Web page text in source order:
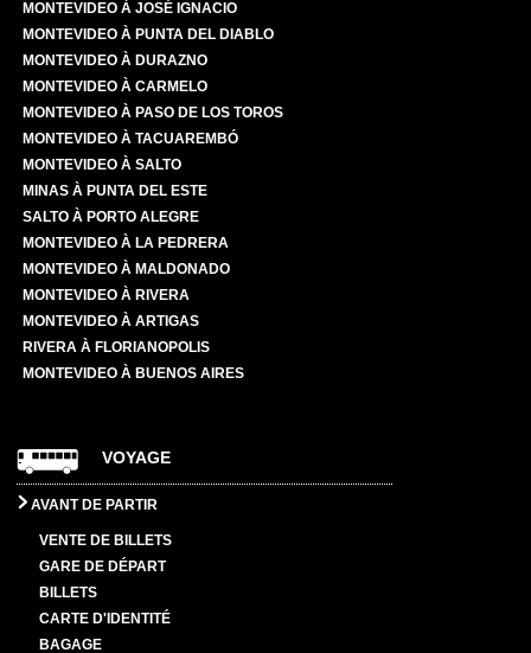
MONTEVIDEO À JOSÉ IGNACIO
MONTEVIDEO À PUNTA DEL DIABLO
MONTEVIDEO À DURAZNO
MONTEVIDEO À CARMELO
MONTEVIDEO À PASO DE LOS TOROS
MONTEVIDEO À TACUAREMBÓ
MONTEVIDEO À SALTO
MINAS À PUNTA DEL ESTE
SALTO À PORTO ALEGRE
MONTEVIDEO À LA PEDRERA
MONTEVIDEO À MALDONADO
MONTEVIDEO À RIVERA
MONTEVIDEO À ARTIGAS
RIVERA À FLORIANOPOLIS
MONTEVIDEO À BUENOS AIRES
VOYAGE
AVANT DE PARTIR
VENTE DE BILLETS
GARE DE DÉPART
BILLETS
CARTE D'IDENTITÉ
BAGAGE